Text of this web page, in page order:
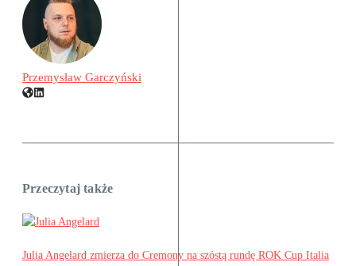
Przemysław Garczyński
Przeczytaj także
Julia Angelard zmierza do Cremony na szóstą rundę ROK Cup Italia